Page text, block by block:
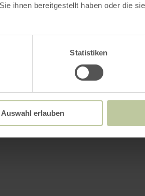
ihnen bereitgestellt haben oder die
Statistiken
Auswahl erlauben